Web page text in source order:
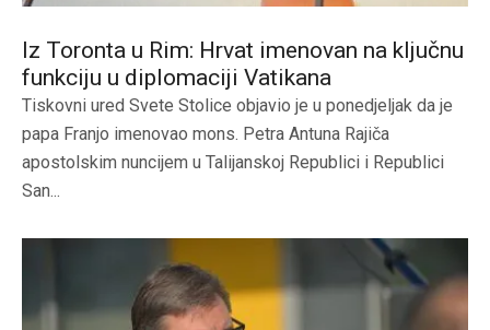
Iz Toronta u Rim: Hrvat imenovan na ključnu
funkciju u diplomaciji Vatikana
Tiskovni ured Svete Stolice objavio je u ponedjeljak da je
papa Franjo imenovao mons. Petra Antuna Rajiča
apostolskim nuncijem u Talijanskoj Republici i Republici
San...